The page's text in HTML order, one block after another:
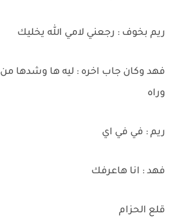
ريم بخوف : رجعني لامي الله يخليك
فهد وكان جاب اخره : ليه ها وشدها
وراه
ريم : في في اي
فهد : انا هاعرفك
قلع الحزام